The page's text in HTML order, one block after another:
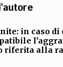
in caso
riferita alla